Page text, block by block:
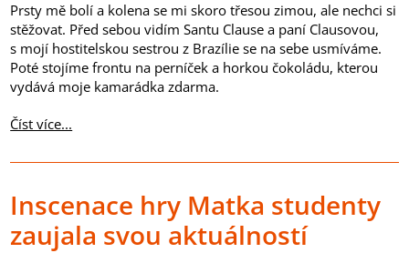
Prsty mě bolí a kolena se mi skoro třesou zimou, ale nechci si
stěžovat. Před sebou vidím Santu Clause a paní Clausovou,
s mojí hostitelskou sestrou z Brazílie se na sebe usmíváme.
Poté stojíme frontu na perníček a horkou čokoládu, kterou
vydává moje kamarádka zdarma.
Číst více...
Inscenace hry Matka studenty
zaujala svou aktuálností